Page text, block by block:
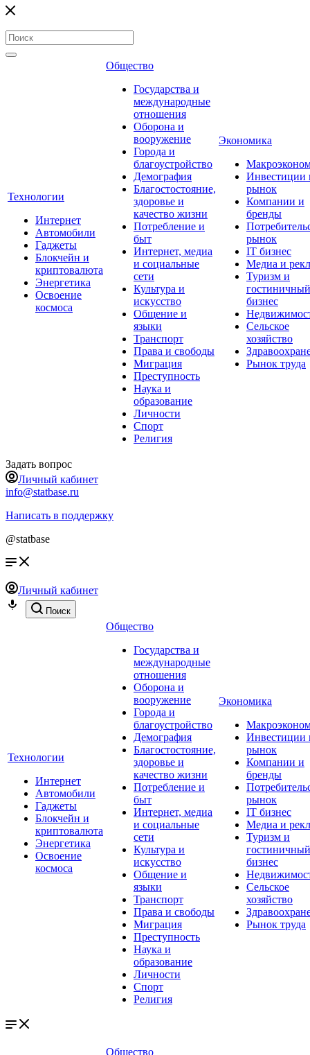
Технологии
Интернет
Автомобили
Гаджеты
Блокчейн и
криптовалюта
Энергетика
Освоение
космоса
Общество
Государства и
международные
отношения
Оборона и
вооружение
Города и
благоустройство
Демография
Благостостояние,
здоровье и
качество жизни
Потребление и
быт
Интернет, медиа
и социальные
сети
Культура и
искусство
Общение и
языки
Транспорт
Права и свободы
Миграция
Преступность
Наука и
образование
Личности
Спорт
Религия
Экономика
Инвестиции
рынок
Компании и
бренды
рынок
IT бизнес
Медиа и
Туризм и
гостиничный
бизнес
Сельское
хозяйство
Рынок труда
Задать вопрос
Личный кабинет
info@statbase.ru
Написать в поддержку
@statbase
Личный кабинет
Поиск
Технологии
Интернет
Автомобили
Гаджеты
Блокчейн и
криптовалюта
Энергетика
Освоение
космоса
Общество
Государства и
международные
отношения
Оборона и
вооружение
Города и
благоустройство
Демография
Благостостояние,
здоровье и
качество жизни
Потребление и
быт
Интернет, медиа
и социальные
сети
Культура и
искусство
Общение и
языки
Транспорт
Права и свободы
Миграция
Преступность
Наука и
образование
Личности
Спорт
Религия
Экономика
Инвестиции
рынок
Компании и
бренды
рынок
IT бизнес
Медиа и
Туризм и
гостиничный
бизнес
Сельское
хозяйство
Рынок труда
Общество